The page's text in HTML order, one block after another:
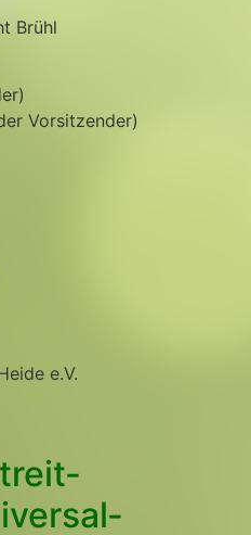
Brühl
Vorsitzender)
e.V.